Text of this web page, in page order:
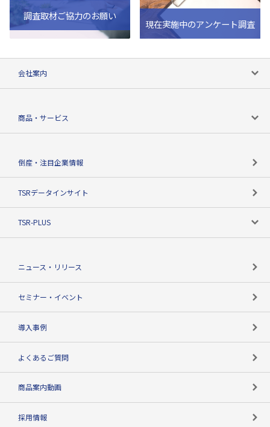
調査取材ご協力のお願い
現在実施中のアンケート調査
会社案内
商品・サービス
倒産・注目企業情報
TSRデータインサイト
TSR-PLUS
ニュース・リリース
セミナー・イベント
導入事例
よくあるご質問
商品案内動画
採用情報